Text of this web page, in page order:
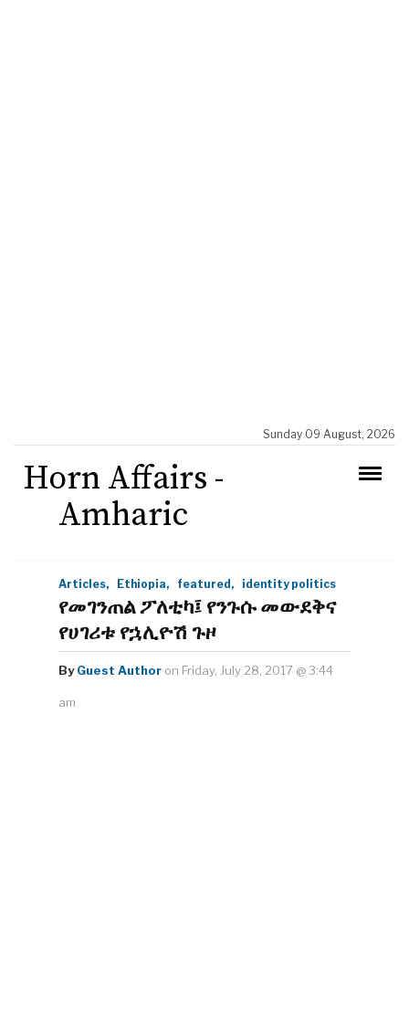
Sunday 09 August, 2026
Horn Affairs -
Amharic
Articles, Ethiopia, featured, identity politics
የመገንጠል ፖለቲካ፤ የንጉሱ መውደቅና
የሀገሪቱ የኋሊዮሽ ጉዞ
By Guest Author on Friday, July 28, 2017 @ 3:44
am